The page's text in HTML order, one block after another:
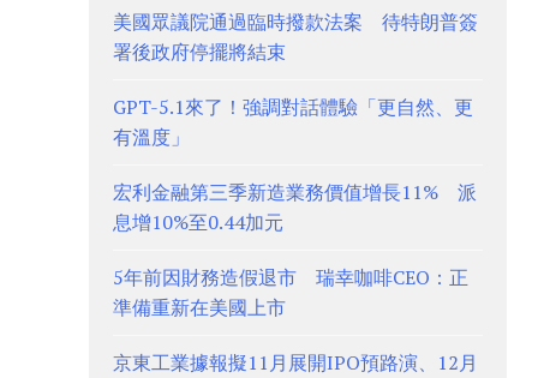
美國眾議院通過臨時撥款法案 待特朗普簽
署後政府停擺將結束
GPT-5.1來了！強調對話體驗「更自然、更
有溫度」
宏利金融第三季新造業務價值增長11% 派
息增10%至0.44加元
5年前因財務造假退市 瑞幸咖啡CEO：正
準備重新在美國上市
京東工業據報擬11月展開IPO預路演、12月